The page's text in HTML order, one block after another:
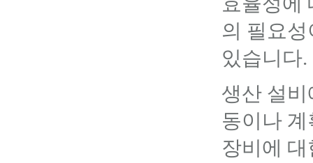
의 필요
있습니다.
생산 설
동이나
장비에